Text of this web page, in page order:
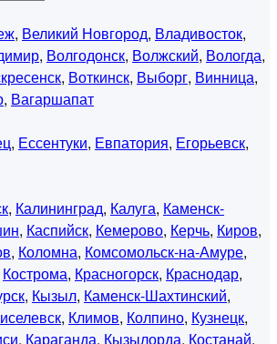
, Великий Новгород, Владивосток,
, Волгодонск, Волжский, Вологда,
, Воткинск, Выборг, Винница,
, Вагаршапат
, Ессентуки, Евпатория, Егорьевск,
, Калининград, Калуга, Каменск-
, Каспийск, Кемерово, Керчь, Киров,
, Коломна, Комсомольск-на-Амуре,
Кострома, Красногорск, Краснодар,
, Кызыл, Каменск-Шахтинский,
, Климов, Колпино, Кузнецк,
, Караганда, Кызылорда, Костанай,